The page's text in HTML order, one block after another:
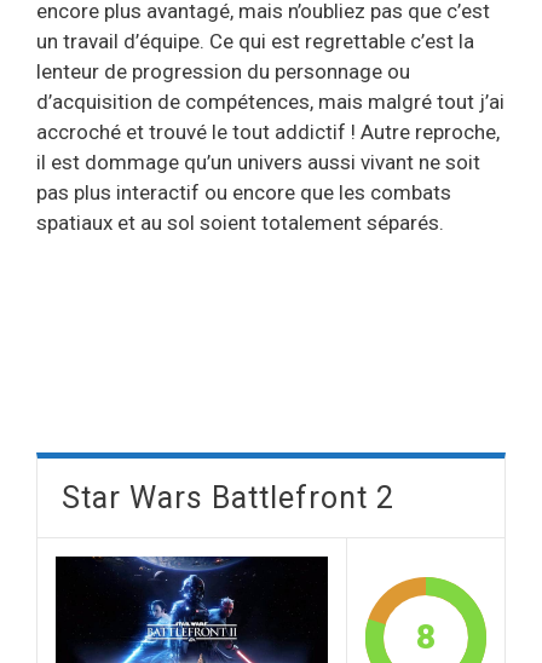
encore plus avantagé, mais n’oubliez pas que c’est
un travail d’équipe. Ce qui est regrettable c’est la
lenteur de progression du personnage ou
d’acquisition de compétences, mais malgré tout j’ai
accroché et trouvé le tout addictif ! Autre reproche,
il est dommage qu’un univers aussi vivant ne soit
pas plus interactif ou encore que les combats
spatiaux et au sol soient totalement séparés.
Star Wars Battlefront 2
8